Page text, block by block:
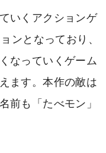
いくアクションゲ
ンとなっており、
なっていくゲーム
ます。本作の敵は
前も「たべモン」